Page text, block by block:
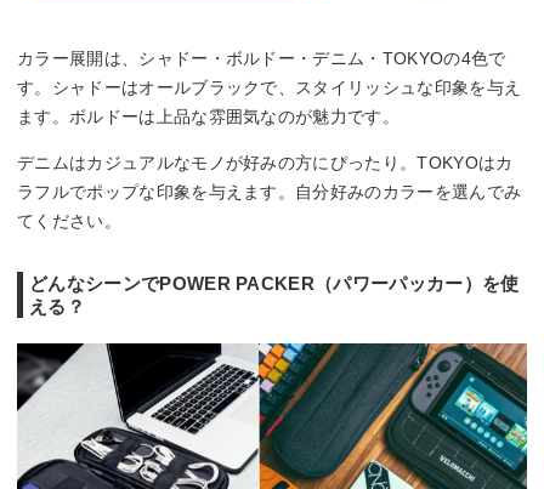
カラー展開は、シャドー・ボルドー・デニム・TOKYOの4色で
す。シャドーはオールブラックで、スタイリッシュな印象を与え
ます。ボルドーは上品な雰囲気なのが魅力です。
デニムはカジュアルなモノが好みの方にぴったり。TOKYOはカ
ラフルでポップな印象を与えます。自分好みのカラーを選んでみ
てください。
どんなシーンでPOWER PACKER（パワーパッカー）を使
える？